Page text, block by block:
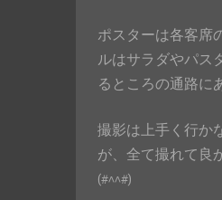
ポスターは各客席
ルはサラダやパス
るところの通路に
撮影は上手く行か
が、全て撮れて良
(#^^#)